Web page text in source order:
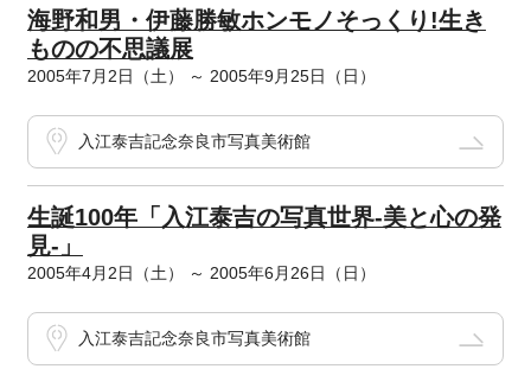
海野和男・伊藤勝敏ホンモノそっくり!生き
ものの不思議展
2005年7月2日（土） ～ 2005年9月25日（日）
入江泰吉記念奈良市写真美術館
生誕100年「入江泰吉の写真世界-美と心の発
見-」
2005年4月2日（土） ～ 2005年6月26日（日）
入江泰吉記念奈良市写真美術館